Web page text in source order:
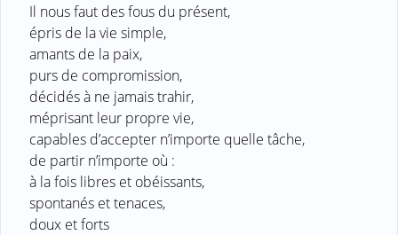
Il nous faut des fous du présent,
épris de la vie simple,
amants de la paix,
purs de compromission,
décidés à ne jamais trahir,
méprisant leur propre vie,
capables d’accepter n’importe quelle tâche,
de partir n’importe où :
à la fois libres et obéissants,
spontanés et tenaces,
doux et forts